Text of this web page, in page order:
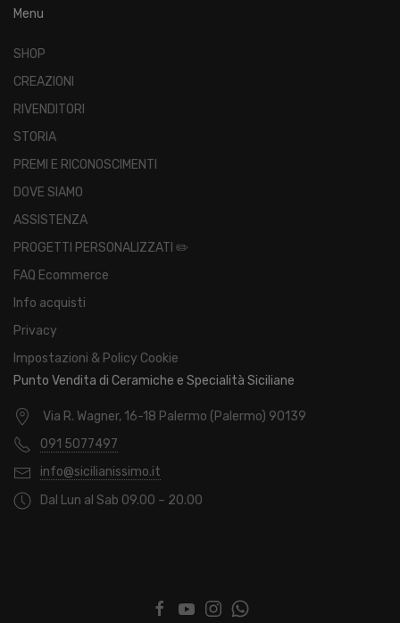
Menu
SHOP
CREAZIONI
RIVENDITORI
STORIA
PREMI E RICONOSCIMENTI
DOVE SIAMO
ASSISTENZA
PROGETTI PERSONALIZZATI ✏️
FAQ Ecommerce
Info acquisti
Privacy
Impostazioni & Policy Cookie
Punto Vendita di Ceramiche e Specialità Siciliane
Via R. Wagner, 16-18 Palermo (Palermo) 90139
091 5077497
info@sicilianissimo.it
Dal Lun al Sab 09.00 – 20.00